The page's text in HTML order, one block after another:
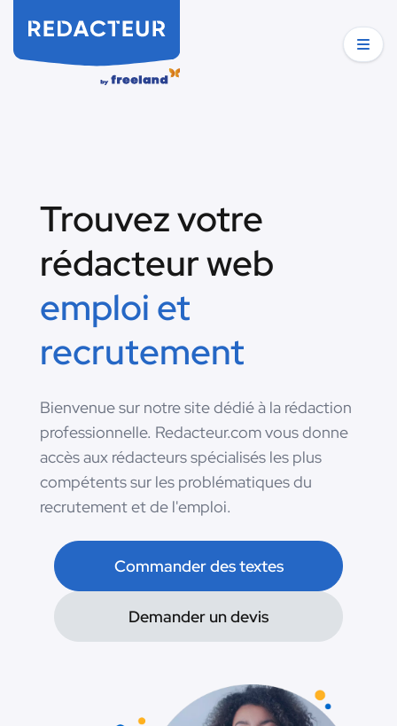
Trouvez votre
rédacteur web
emploi et
recrutement
Bienvenue sur notre site dédié à la rédaction
professionnelle. Redacteur.com vous donne
accès aux rédacteurs spécialisés les plus
compétents sur les problématiques du
recrutement et de l'emploi.
Commander des textes
Demander un devis